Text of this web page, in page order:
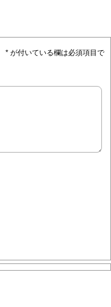
* が付いている欄は必須項目で